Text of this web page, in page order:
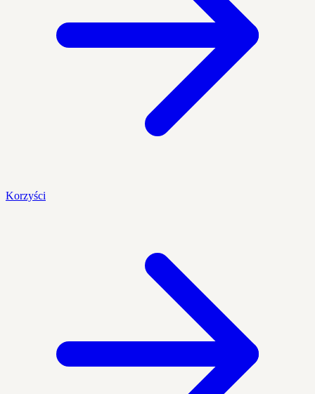
Korzyści